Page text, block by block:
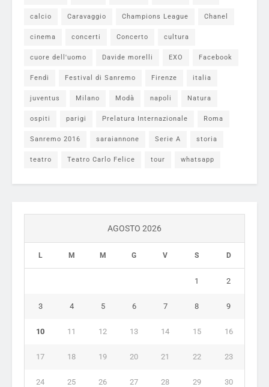
calcio Caravaggio Champions League Chanel
cinema concerti Concerto cultura
cuore dell'uomo Davide morelli EXO Facebook
Fendi Festival di Sanremo Firenze italia
juventus Milano Modà napoli Natura
ospiti parigi Prelatura Internazionale Roma
Sanremo 2016 saraiannone Serie A storia
teatro Teatro Carlo Felice tour whatsapp
AGOSTO 2026
L M M G V S D
1 2
3 4 5 6 7 8 9
10 11 12 13 14 15 16
17 18 19 20 21 22 23
24 25 26 27 28 29 30